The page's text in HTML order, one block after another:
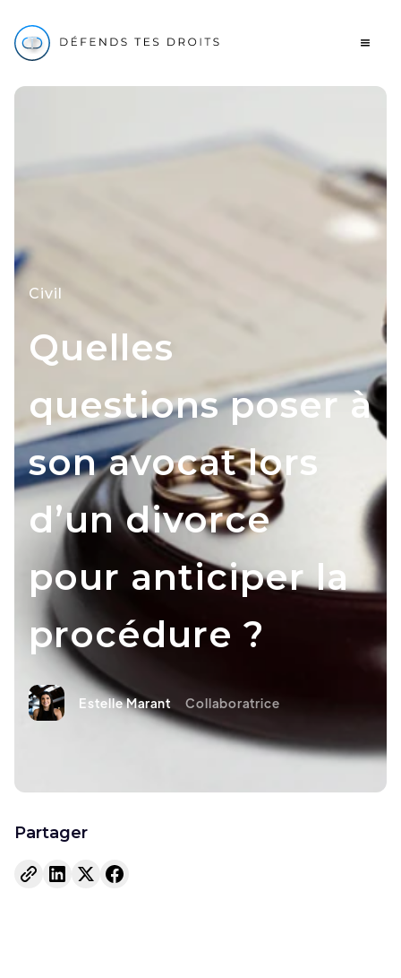
Civil
Quelles
questions poser à
son avocat lors
d’un divorce
pour anticiper la
procédure ?
Estelle Marant Collaboratrice
Partager